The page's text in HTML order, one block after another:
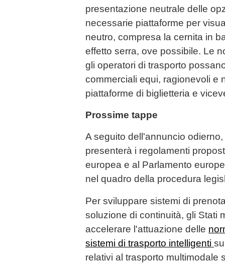
presentazione neutrale delle
necessarie piattaforme per
neutro, compresa la cernita in
effetto serra, ove possibile. Le
gli operatori di trasporto
commerciali equi, ragionevoli e
piattaforme di biglietteria e
Prossime tappe
A seguito dell'annuncio
presenterà i regolamenti
europea e al Parlamento
nel quadro della procedura
Per sviluppare sistemi di
soluzione di continuità, gli Stati
accelerare l'attuazione delle
sistemi di trasporto intelligenti
relativi al trasporto multimodale